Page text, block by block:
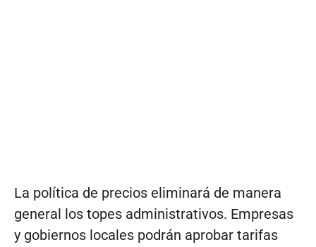
La política de precios eliminará de manera
general los topes administrativos. Empresas
y gobiernos locales podrán aprobar tarifas